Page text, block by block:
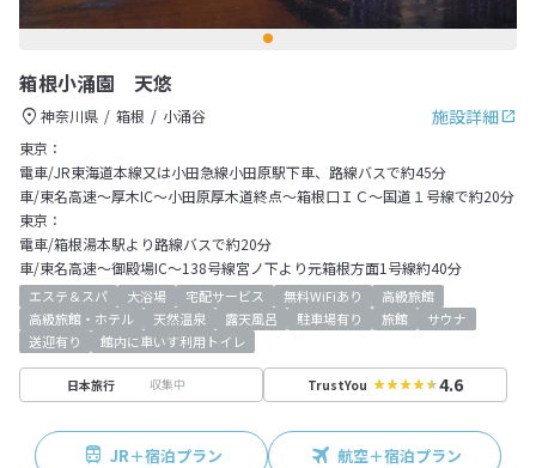
箱根小涌園 天悠
施設詳細
神奈川県 箱根
小涌谷
東京：
電車/JR東海道本線又は小田急線小田原駅下車、路線バスで約45分
車/東名高速～厚木IC～小田原厚木道終点～箱根口ＩＣ～国道１号線で約20分
東京：
電車/箱根湯本駅より路線バスで約20分
車/東名高速～御殿場IC～138号線宮ノ下より元箱根方面1号線約40分
エステ＆スパ 大浴場 宅配サービス 無料WiFiあり
高級旅館
高級旅館・ホテル
天然温泉 露天風呂 駐車場有り 旅館
サウナ
送迎有り
館内に車いす利用トイレ
日本旅行 収集中 TrustYou 4.6
JR＋宿泊プラン 航空＋宿泊プラン